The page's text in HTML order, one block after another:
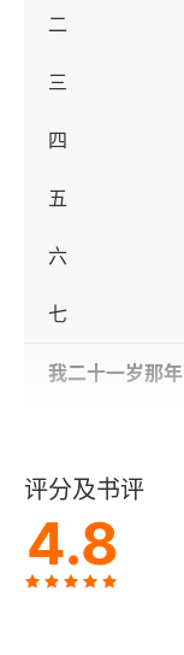
二
三
四
五
六
七
我二十一岁那年
秋天的怀念
墙下短记
评分及书评
4.8